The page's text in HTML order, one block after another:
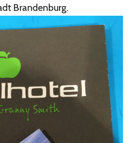
Brandenburg.